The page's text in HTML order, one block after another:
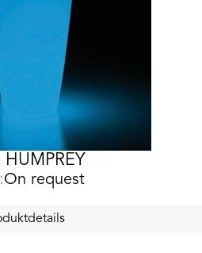
HUMPREY
On request